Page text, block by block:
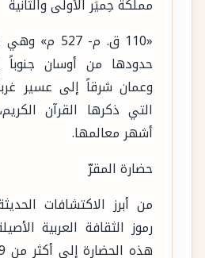
مملكة حِميَر الأولى والثانية
«110 ق. م-
حدودها من أوسان جنوباً
وعمان شرقاً إلى عسير
التي ذكرها القرآن
أشهر معالمها.
حضارة المقرّ
من أبرز الاكتشافات
رموز الثقافة العربية